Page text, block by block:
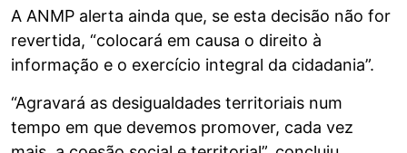
A ANMP alerta ainda que, se esta decisão não for
revertida, “colocará em causa o direito à
informação e o exercício integral da cidadania”.
“Agravará as desigualdades territoriais num
tempo em que devemos promover, cada vez